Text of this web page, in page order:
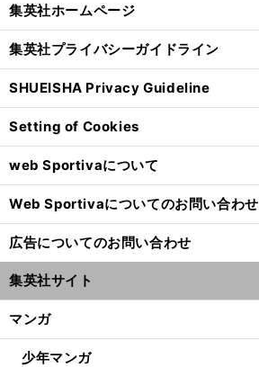
集英社ホームページ
集英社プライバシーガイドライン
SHUEISHA Privacy Guideline
Setting of Cookies
web Sportivaについて
Web Sportivaについてのお問い合わせ
広告についてのお問い合わせ
集英社サイト
マンガ
少年マンガ